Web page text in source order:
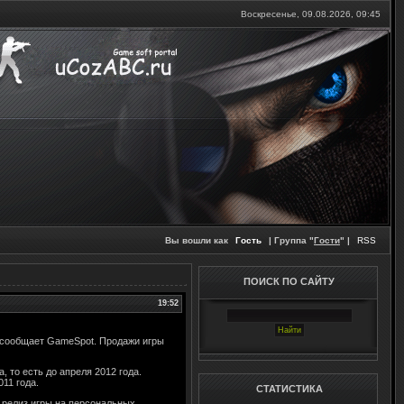
Воскресенье, 09.08.2026, 09:45
Вы вошли как Гость | Группа "Гости" | RSS
19:52
GameSpot. Продажи игры
есть до апреля 2012 года.
года.
ПОИСК ПО САЙТУ
СТАТИСТИКА